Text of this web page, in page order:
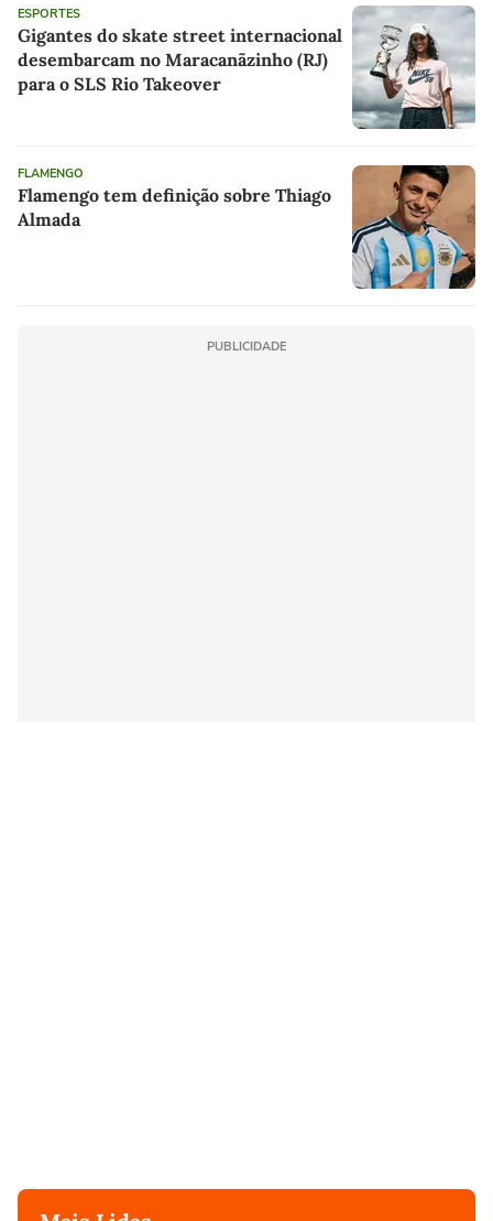
ESPORTES
Gigantes do skate street internacional
desembarcam no Maracanãzinho (RJ)
para o SLS Rio Takeover
FLAMENGO
Flamengo tem definição sobre Thiago
Almada
PUBLICIDADE